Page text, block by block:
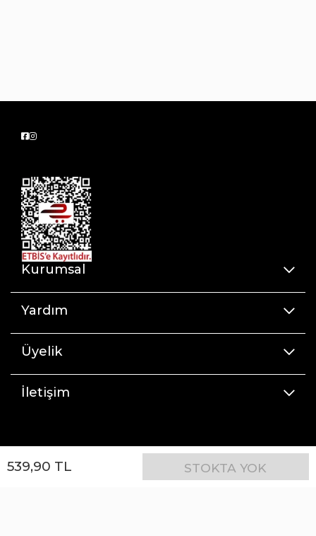
539,90 TL STOKTA YOK
Kurumsal
Yardım
Üyelik
İletişim